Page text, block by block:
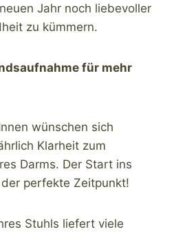
Jahr noch liebevoller
zu kümmern.
für mehr
wünschen sich
Klarheit zum
Darms. Der Start ins
perfekte Zeitpunkt!
Stuhls liefert viele